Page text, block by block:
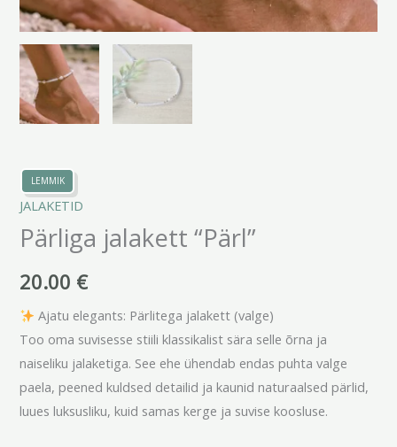
LEMMIK
JALAKETID
Pärliga jalakett “Pärl”
20.00 €
Ajatu elegants: Pärlitega jalakett (valge)
Too oma suvisesse stiili klassikalist sära selle õrna ja
naiseliku jalaketiga. See ehe ühendab endas puhta valge
paela, peened kuldsed detailid ja kaunid naturaalsed pärlid,
luues luksusliku, kuid samas kerge ja suvise koosluse.